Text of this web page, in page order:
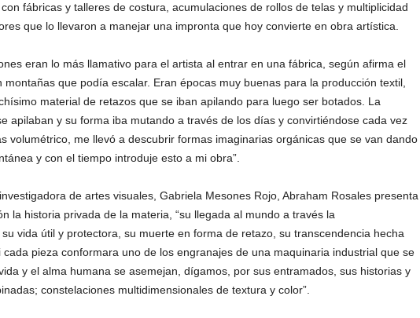
fábricas y talleres de costura, acumulaciones de rollos de telas y multiplicidad
que lo llevaron a manejar una impronta que hoy convierte en obra artística.
eran lo más llamativo para el artista al entrar en una fábrica, según afirma el
montañas que podía escalar. Eran épocas muy buenas para la producción textil,
material de retazos que se iban apilando para luego ser botados. La
apilaban y su forma iba mutando a través de los días y convirtiéndose cada vez
volumétrico, me llevó a descubrir formas imaginarias orgánicas que se van dando
y con el tiempo introduje esto a mi obra”.
de artes visuales, Gabriela Mesones Rojo, Abraham Rosales presenta
la historia privada de la materia, “su llegada al mundo a través la
vida útil y protectora, su muerte en forma de retazo, su transcendencia hecha
cada pieza conformara uno de los engranajes de una maquinaria industrial que se
y el alma humana se asemejan, dígamos, por sus entramados, sus historias y
constelaciones multidimensionales de textura y color”.